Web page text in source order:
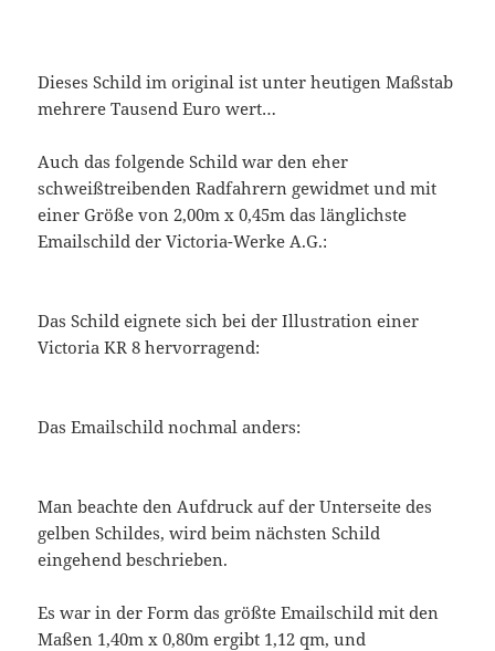
Dieses Schild im original ist unter heutigen Maßstab
mehrere Tausend Euro wert…
Auch das folgende Schild war den eher
schweißtreibenden Radfahrern gewidmet und mit
einer Größe von 2,00m x 0,45m das länglichste
Emailschild der Victoria-Werke A.G.:
Das Schild eignete sich bei der Illustration einer
Victoria KR 8 hervorragend:
Das Emailschild nochmal anders:
Man beachte den Aufdruck auf der Unterseite des
gelben Schildes, wird beim nächsten Schild
eingehend beschrieben.
Es war in der Form das größte Emailschild mit den
Maßen 1,40m x 0,80m ergibt 1,12 qm, und